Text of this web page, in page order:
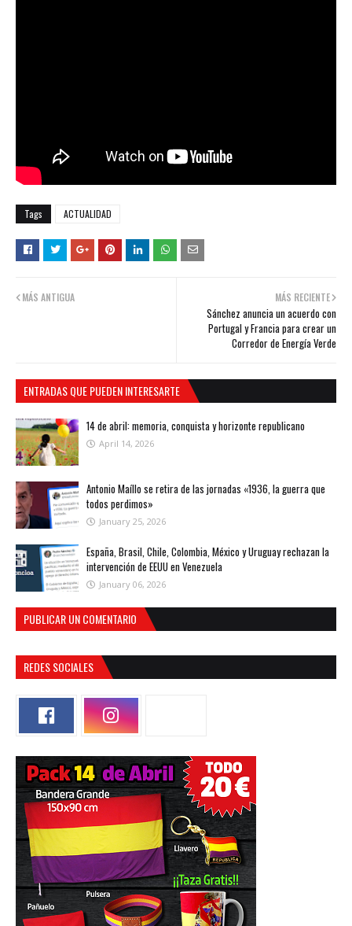
Tags ACTUALIDAD
MÁS RECIENTE
Sánchez anuncia un acuerdo con
Portugal y Francia para crear un
Corredor de Energía Verde
MÁS ANTIGUA
ENTRADAS QUE PUEDEN INTERESARTE
14 de abril: memoria, conquista y horizonte republicano
April 14, 2026
Antonio Maíllo se retira de las jornadas «1936, la guerra que
todos perdimos»
January 25, 2026
España, Brasil, Chile, Colombia, México y Uruguay rechazan la
intervención de EEUU en Venezuela
January 06, 2026
PUBLICAR UN COMENTARIO
REDES SOCIALES